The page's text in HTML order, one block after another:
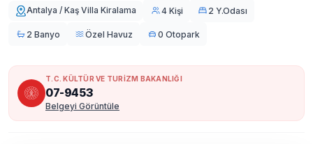
Antalya / Kaş Villa Kiralama 4 Kişi 2 Y.Odası
2 Banyo Özel Havuz 0 Otopark
T.C. KÜLTÜR VE TURİZM BAKANLIĞI
07-9453
Belgeyi Görüntüle